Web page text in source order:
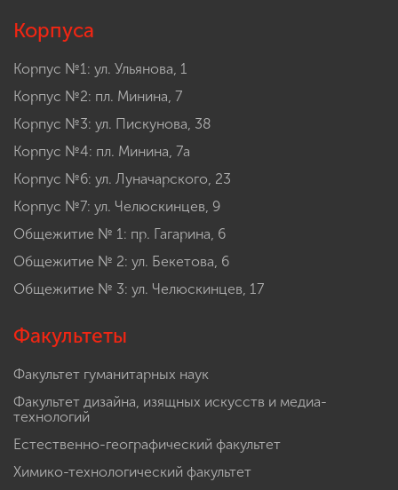
Корпуса
Корпус №1: ул. Ульянова, 1
Корпус №2: пл. Минина, 7
Корпус №3: ул. Пискунова, 38
Корпус №4: пл. Минина, 7а
Корпус №6: ул. Луначарского, 23
Корпус №7: ул. Челюскинцев, 9
Общежитие № 1: пр. Гагарина, 6
Общежитие № 2: ул. Бекетова, 6
Общежитие № 3: ул. Челюскинцев, 17
Факультеты
Факультет гуманитарных наук
Факультет дизайна, изящных искусств и медиа-
технологий
Естественно-географический факультет
Химико-технологический факультет